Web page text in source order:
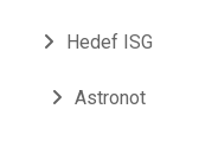
Hedef ISG
Astronot